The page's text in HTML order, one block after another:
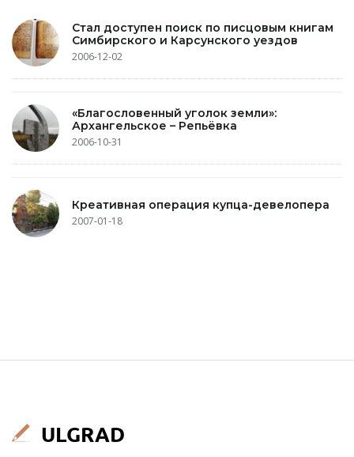
Стал доступен поиск по писцовым книгам
Симбирского и Карсунского уездов
2006-12-02
«Благословенный уголок земли»:
Архангельское – Репьёвка
2006-10-31
Креативная операция купца-девелопера
2007-01-18